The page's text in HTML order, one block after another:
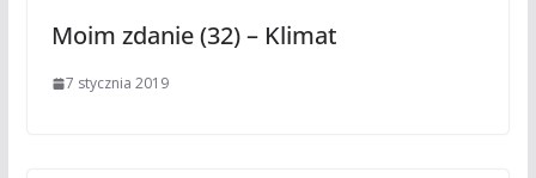
Moim zdanie (32) – Klimat
7 stycznia 2019